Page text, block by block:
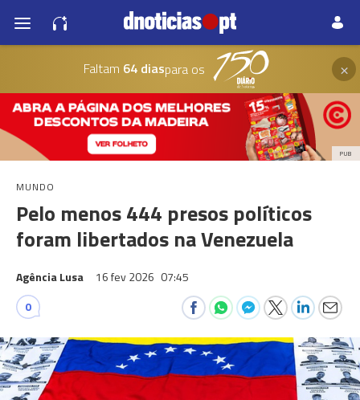
Faltam 64 diaspara os ×
PUB
MUNDO
Pelo menos 444 presos políticos
foram libertados na Venezuela
Agência Lusa 16 fev 2026 07:45
0